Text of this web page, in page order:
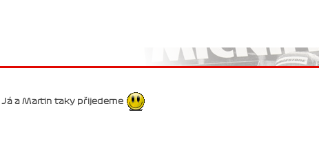
Já a Martin taky přijedeme